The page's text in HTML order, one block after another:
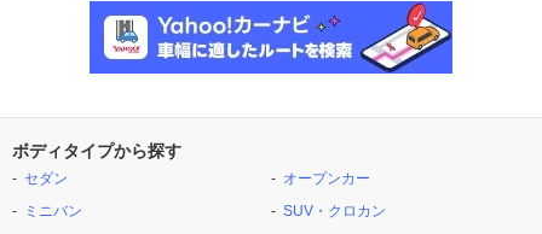
ボディタイプから探す
セダン
ミニバン
オープンカー
SUV・クロカン